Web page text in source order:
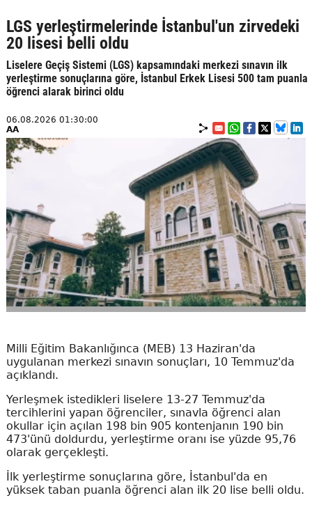
LGS yerleştirmelerinde İstanbul'un zirvedeki
20 lisesi belli oldu
Liselere Geçiş Sistemi (LGS) kapsamındaki merkezi sınavın ilk
yerleştirme sonuçlarına göre, İstanbul Erkek Lisesi 500 tam puanla
öğrenci alarak birinci oldu
06.08.2026 01:30:00
AA
Milli Eğitim Bakanlığınca (MEB) 13 Haziran'da
uygulanan merkezi sınavın sonuçları, 10 Temmuz'da
açıklandı.
Yerleşmek istedikleri liselere 13-27 Temmuz'da
tercihlerini yapan öğrenciler, sınavla öğrenci alan
okullar için açılan 198 bin 905 kontenjanın 190 bin
473'ünü doldurdu, yerleştirme oranı ise yüzde 95,76
olarak gerçekleşti.
İlk yerleştirme sonuçlarına göre, İstanbul'da en
yüksek taban puanla öğrenci alan ilk 20 lise belli oldu.